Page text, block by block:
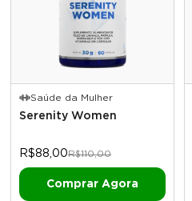
Saúde da Mulher
Serenity Women
R$88,00R$110,00